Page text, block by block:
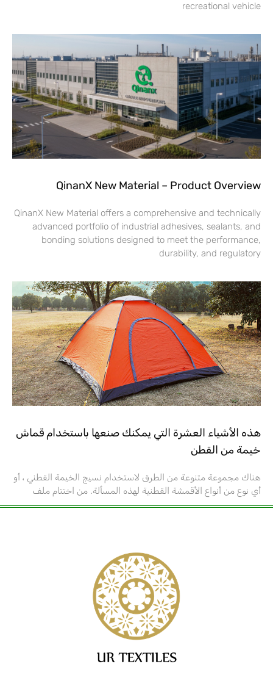
recreational vehicle
QinanX New Material – Product Overview
QinanX New Material offers a comprehensive and technically
advanced portfolio of industrial adhesives, sealants, and
bonding solutions designed to meet the performance,
durability, and regulatory
هذه الأشياء العشرة التي يمكنك صنعها باستخدام قماش
خيمة من القطن
هناك مجموعة متنوعة من الطرق لاستخدام نسيج الخيمة القطني ، أو
أي نوع من أنواع الأقمشة القطنية لهذه المسألة. من اختتام ملف